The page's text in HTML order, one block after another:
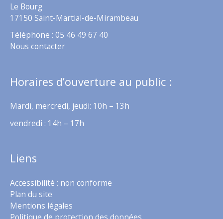
Le Bourg
17150 Saint-Martial-de-Mirambeau
Téléphone : 05 46 49 67 40
Nous contacter
Horaires d’ouverture au public :
Mardi, mercredi, jeudi: 10h – 13h
vendredi : 14h – 17h
Liens
Accessibilité : non conforme
Plan du site
Mentions légales